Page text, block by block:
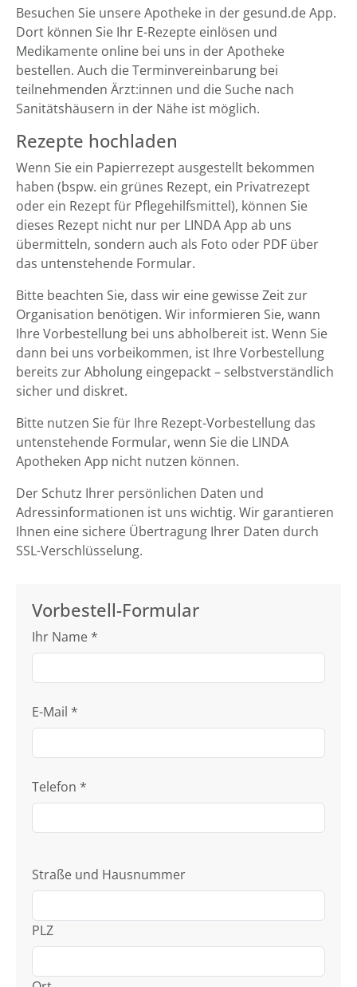
Besuchen Sie unsere Apotheke in der gesund.de App.
Dort können Sie Ihr E-Rezepte einlösen und
Medikamente online bei uns in der Apotheke
bestellen. Auch die Terminvereinbarung bei
teilnehmenden Ärzt:innen und die Suche nach
Sanitätshäusern in der Nähe ist möglich.
Rezepte hochladen
Wenn Sie ein Papierrezept ausgestellt bekommen
haben (bspw. ein grünes Rezept, ein Privatrezept
oder ein Rezept für Pflegehilfsmittel), können Sie
dieses Rezept nicht nur per LINDA App ab uns
übermitteln, sondern auch als Foto oder PDF über
das untenstehende Formular.
Bitte beachten Sie, dass wir eine gewisse Zeit zur
Organisation benötigen. Wir informieren Sie, wann
Ihre Vorbestellung bei uns abholbereit ist. Wenn Sie
dann bei uns vorbeikommen, ist Ihre Vorbestellung
bereits zur Abholung eingepackt – selbstverständlich
sicher und diskret.
Bitte nutzen Sie für Ihre Rezept-Vorbestellung das
untenstehende Formular, wenn Sie die LINDA
Apotheken App nicht nutzen können.
Der Schutz Ihrer persönlichen Daten und
Adressinformationen ist uns wichtig. Wir garantieren
Ihnen eine sichere Übertragung Ihrer Daten durch
SSL-Verschlüsselung.
Vorbestell-Formular
Ihr Name *
E-Mail *
Telefon *
Straße und Hausnummer
PLZ